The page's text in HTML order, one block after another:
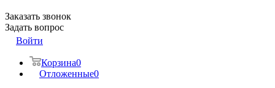
Заказать звонок
Задать вопрос
Войти
Корзина0
Отложенные0